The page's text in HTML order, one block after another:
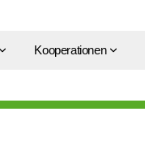
Kooperationen